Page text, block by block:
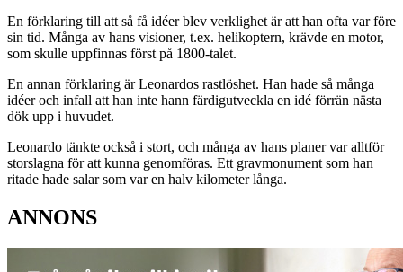
En förklaring till att så få idéer blev verklighet är att han ofta var före
sin tid. Många av hans visioner, t.ex. helikoptern, krävde en motor,
som skulle uppfinnas först på 1800-talet.
En annan förklaring är Leonardos rastlöshet. Han hade så många
idéer och infall att han inte hann färdigutveckla en idé förrän nästa
dök upp i huvudet.
Leonardo tänkte också i stort, och många av hans planer var alltför
storslagna för att kunna genomföras. Ett gravmonument som han
ritade hade salar som var en halv kilometer långa.
ANNONS